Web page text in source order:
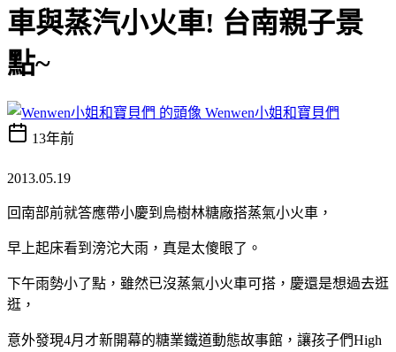
車與蒸汽小火車! 台南親子景
點~
Wenwen小姐和寶貝們
13年前
2013.05.19
回南部前就答應帶小慶到烏樹林糖廠搭蒸氣小火車，
早上起床看到滂沱大雨，真是太傻眼了。
下午雨勢小了點，雖然已沒蒸氣小火車可搭，慶還是想過去逛
逛，
意外發現4月才新開幕的糖業鐵道動態故事館，讓孩子們High